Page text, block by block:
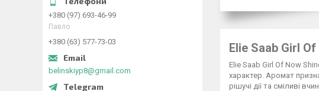
Elie Saab Girl
Elie Saab Girl Of Now
характер. Аромат
рішучі дії та сміливі
+380 (97) 693-46-99
Павло
+380 (63) 577-73-03
belinskiyp8@gmail.com